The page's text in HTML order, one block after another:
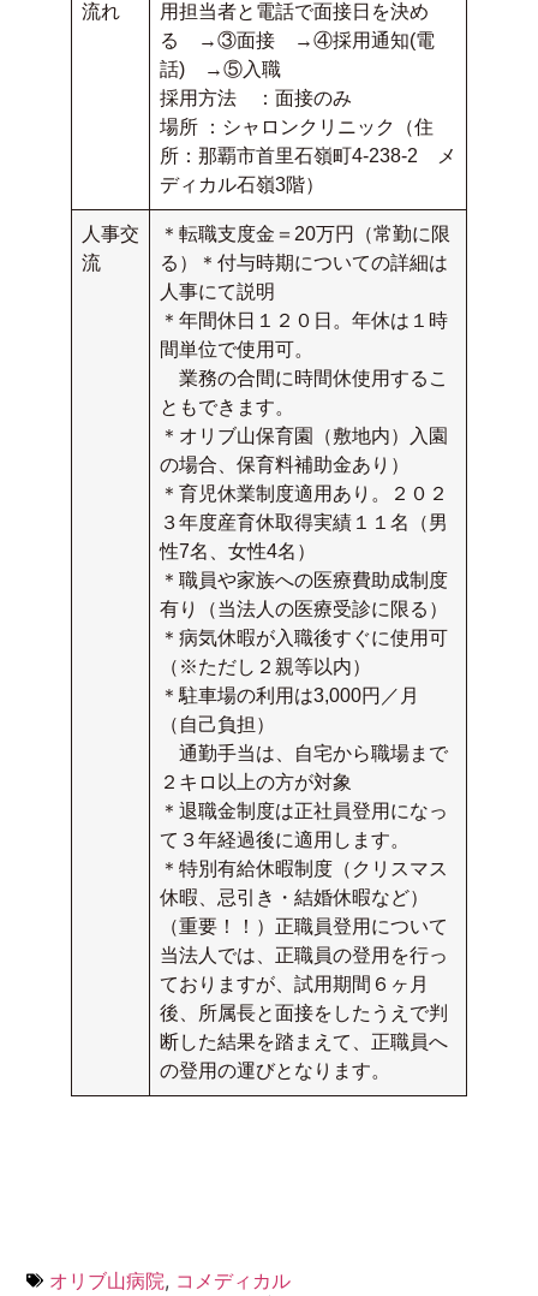
流れ
用担当者と電話で面接日を決め
る →③面接 →④採用通知(電
話) →⑤入職
採用方法 ：面接のみ
場所 ：シャロンクリニック（住
所：那覇市首里石嶺町4-238-2 メ
ディカル石嶺3階）
人事交
流
＊転職支度金＝20万円（常勤に限
る）＊付与時期についての詳細は
人事にて説明
＊年間休日１２０日。年休は１時
間単位で使用可。
業務の合間に時間休使用するこ
ともできます。
＊オリブ山保育園（敷地内）入園
の場合、保育料補助金あり）
＊育児休業制度適用あり。２０２
３年度産育休取得実績１１名（男
性7名、女性4名）
＊職員や家族への医療費助成制度
有り（当法人の医療受診に限る）
＊病気休暇が入職後すぐに使用可
（※ただし２親等以内）
＊駐車場の利用は3,000円／月
（自己負担）
通勤手当は、自宅から職場まで
２キロ以上の方が対象
＊退職金制度は正社員登用になっ
て３年経過後に適用します。
＊特別有給休暇制度（クリスマス
休暇、忌引き・結婚休暇など）
（重要！！）正職員登用について
当法人では、正職員の登用を行っ
ておりますが、試用期間６ヶ月
後、所属長と面接をしたうえで判
断した結果を踏まえて、正職員へ
の登用の運びとなります。
オリブ山病院, コメディカル